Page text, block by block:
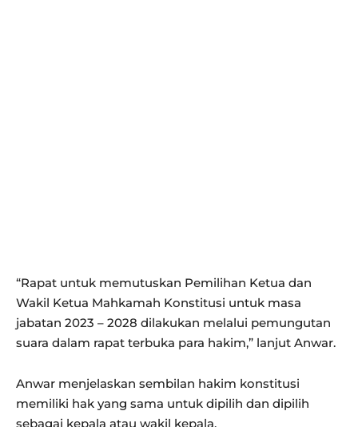
“Rapat untuk memutuskan Pemilihan Ketua dan
Wakil Ketua Mahkamah Konstitusi untuk masa
jabatan 2023 – 2028 dilakukan melalui pemungutan
suara dalam rapat terbuka para hakim,” lanjut Anwar.
Anwar menjelaskan sembilan hakim konstitusi
memiliki hak yang sama untuk dipilih dan dipilih
sebagai kepala atau wakil kepala.